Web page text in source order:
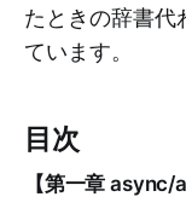
たときの辞書代
ています。
目次
【第一章 async/